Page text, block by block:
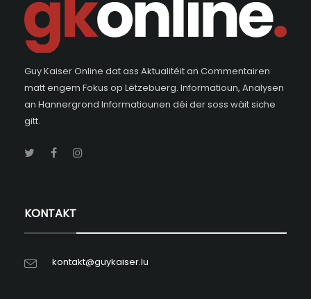
Guy Kaiser Online dat ass Aktualitéit an Commentairen
matt engem Fokus op Lëtzebuerg. Informatioun, Analysen
an Hannergrond Informatiounen déi der soss wäit siche
gitt.
KONTAKT
kontakt@guykaiser.lu